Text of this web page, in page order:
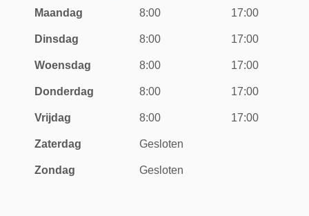
Maandag 8:00 17:00
Dinsdag 8:00 17:00
Woensdag 8:00 17:00
Donderdag 8:00 17:00
Vrijdag 8:00 17:00
Zaterdag Gesloten
Zondag Gesloten